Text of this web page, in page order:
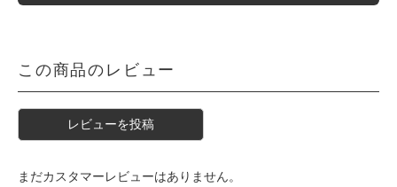
この商品のレビュー
レビューを投稿
まだカスタマーレビューはありません。